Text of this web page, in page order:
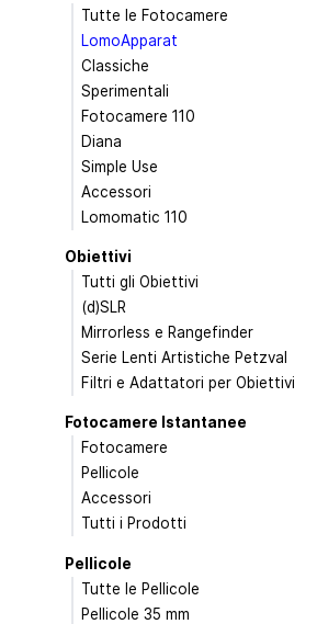
Tutte le Fotocamere
LomoApparat
Classiche
Sperimentali
Fotocamere 110
Diana
Simple Use
Accessori
Lomomatic 110
Obiettivi
Tutti gli Obiettivi
(d)SLR
Mirrorless e Rangefinder
Serie Lenti Artistiche Petzval
Filtri e Adattatori per Obiettivi
Fotocamere Istantanee
Fotocamere
Pellicole
Accessori
Tutti i Prodotti
Pellicole
Tutte le Pellicole
Pellicole 35 mm